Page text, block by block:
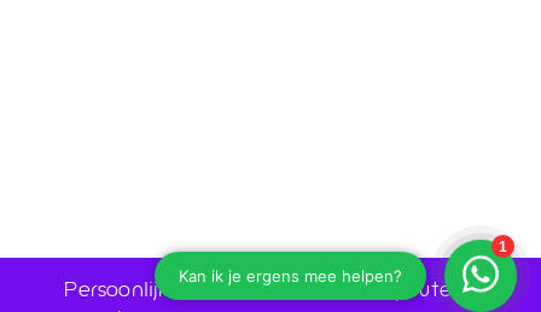
Persoonlijk advies door huidtherapeuten •